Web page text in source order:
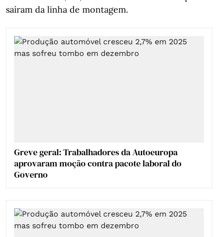
saíram da linha de montagem.
Greve geral: Trabalhadores da Autoeuropa
aprovaram moção contra pacote laboral do
Governo